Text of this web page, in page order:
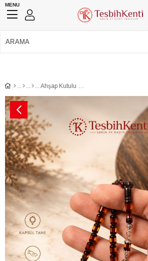
MENU
Ahşap Kutulu Bilek Boy Sürmeli Model Toz Kehribar Tesbih